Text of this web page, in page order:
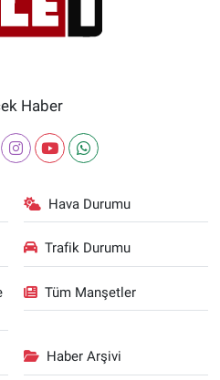
Haber
Hava Durumu
Trafik Durumu
Tüm Manşetler
Haber Arşivi